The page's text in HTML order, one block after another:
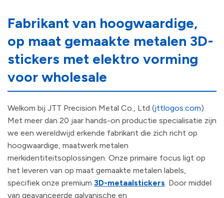
Fabrikant van hoogwaardige,
op maat gemaakte metalen 3D-
stickers met elektro vorming
voor wholesale
Welkom bij JTT Precision Metal Co., Ltd (jttlogos.com).
Met meer dan 20 jaar hands-on productie specialisatie zijn
we een wereldwijd erkende fabrikant die zich richt op
hoogwaardige, maatwerk metalen
merkidentiteitsoplossingen. Onze primaire focus ligt op
het leveren van op maat gemaakte metalen labels,
specifiek onze premium 3D-metaalstickers . Door middel
van geavanceerde galvanische en